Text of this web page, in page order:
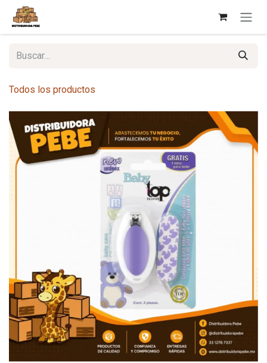
Ir al contenido
Todos los productos